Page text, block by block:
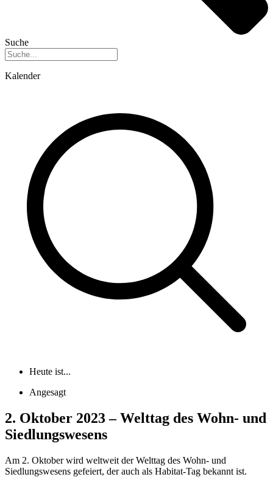
Suche
Kalender
Heute ist...
Angesagt
2. Oktober 2023 – Welttag des Wohn- und
Siedlungswesens
Am 2. Oktober wird weltweit der Welttag des Wohn- und
Siedlungswesens gefeiert, der auch als Habitat-Tag bekannt ist.